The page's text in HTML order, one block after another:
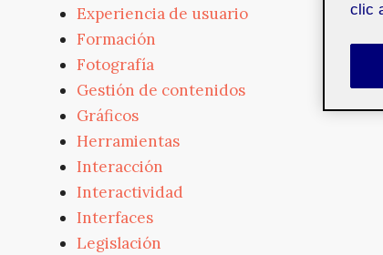
Experiencia de usuario
Formación
Fotografía
Gestión de contenidos
Gráficos
Herramientas
Interacción
Interactividad
Interfaces
Legislación
clic